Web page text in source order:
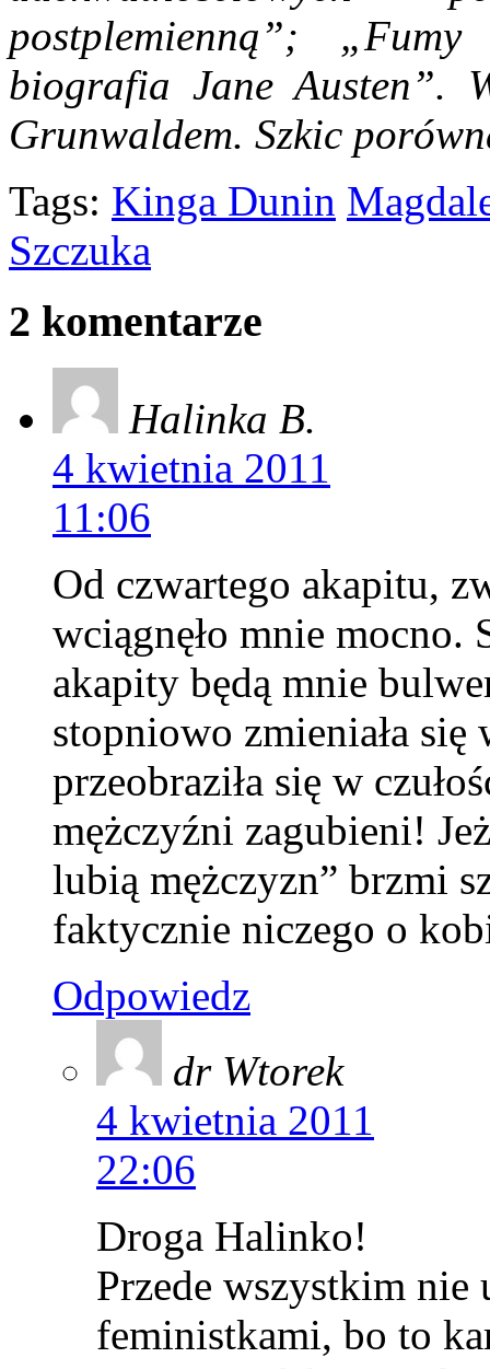
postplemienną”;
biografia Jane Austen”.
Grunwaldem. Szkic
Tags: Kinga Dunin
Szczuka
2 komentarze
Halinka B.
4 kwietnia 2011
11:06
Od czwartego akapitu,
wciągnęło mnie mocno.
akapity będą mnie
stopniowo zmieniała
przeobraziła się w
mężczyźni zagubieni!
lubią mężczyzn” brzmi
faktycznie niczego o
Odpowiedz
dr Wtorek
4 kwietnia 2011
22:06
Droga Halinko!
Przede wszystkim
feministkami, bo to